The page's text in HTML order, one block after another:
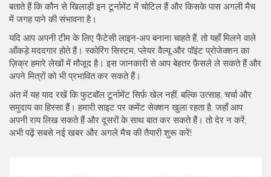
बताते हैं कि कौन से खिलाड़ी इन टूर्नामेंट में चोटिल हैं और किसके पास अगली मैच
में जगह पाने की संभावना है।
यदि आप अपनी टीम के लिए फैंटेसी लाइन‑अप बनाना चाहते हैं, तो यहाँ मिलने वाले
आँकड़े मददगार होते हैं। स्कोरिंग सिस्टम, प्लेयर वैल्यू और पॉइंट प्रोजेक्शन का
ज़िक्र हमारे लेखों में मौजूद है। इस जानकारी से आप बेहतर फ़ैसले ले सकते हैं और
अपने मित्रों को भी प्रभावित कर सकते हैं।
अंत में यह याद रखें कि फुटबॉल टूर्नामेंट सिर्फ़ खेल नहीं, बल्कि उत्साह, चर्चा और
समुदाय का हिस्सा हैं। हमारी साइट पर कमेंट सेक्शन खुला रहता है, जहाँ आप
अपनी राय लिख सकते हैं और दूसरों के साथ बात कर सकते हैं। तो देर न करें,
अभी पढ़ें सबसे नई खबर और अगले मैच की तैयारी शुरू करें!